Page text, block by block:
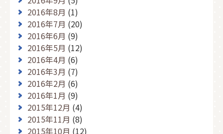
2016年8月 (1)
2016年7月 (20)
2016年6月 (9)
2016年5月 (12)
2016年4月 (6)
2016年3月 (7)
2016年2月 (6)
2016年1月 (9)
2015年12月 (4)
2015年11月 (8)
2015年10月 (12)